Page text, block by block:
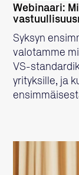
Webinaari:
Syksyn
valotamme
VS-
yrityksille, ja